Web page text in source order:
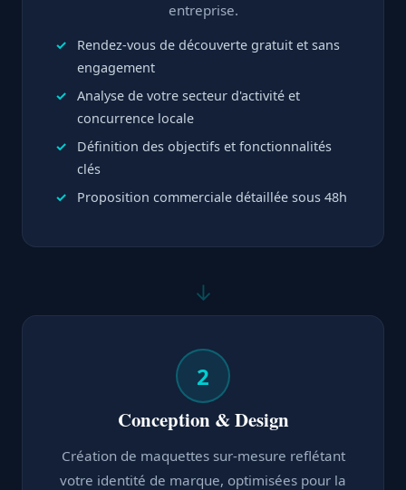
entreprise.
Rendez-vous de découverte gratuit et sans
engagement
Analyse de votre secteur d'activité et
concurrence locale
Définition des objectifs et fonctionnalités
clés
Proposition commerciale détaillée sous 48h
↓
2
Conception & Design
Création de maquettes sur-mesure reflétant
votre identité de marque, optimisées pour la